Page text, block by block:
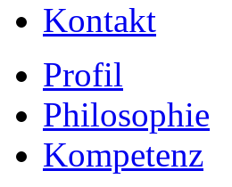
Kontakt
Profil
Philosophie
Kompetenz